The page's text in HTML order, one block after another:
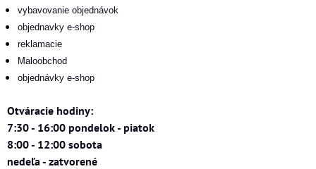
vybavovanie objednávok
objednavky e-shop
reklamacie
Maloobchod
objednávky e-shop
Otváracie hodiny:
7:30 - 16:00 pondelok - piatok
8:00 - 12:00 sobota
nedeľa - zatvorené